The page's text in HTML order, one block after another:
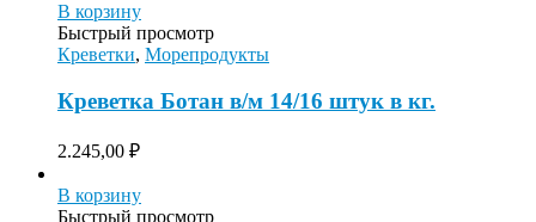
В корзину
Быстрый просмотр
Креветки, Морепродукты
Креветка Ботан в/м 14/16 штук в кг.
2.245,00 ₽
В корзину
Быстрый просмотр